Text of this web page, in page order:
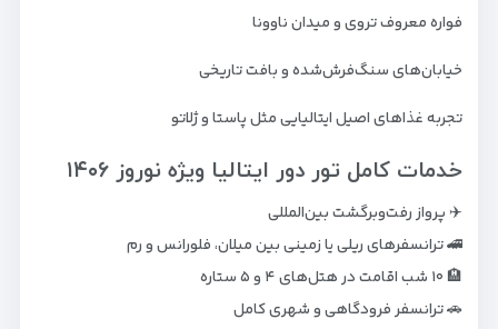
فواره معروف تروی و میدان ناوونا
خیابان‌های سنگ‌فرش‌شده و بافت تاریخی
تجربه غذاهای اصیل ایتالیایی مثل پاستا و ژلاتو
خدمات کامل تور دور ایتالیا ویژه نوروز ۱۴۰۶
✈️ پرواز رفت‌وبرگشت بین‌المللی
🚄 ترانسفرهای ریلی یا زمینی بین میلان، فلورانس و رم
🏨 ۱۰ شب اقامت در هتل‌های ۴ و ۵ ستاره
🚗 ترانسفر فرودگاهی و شهری کامل